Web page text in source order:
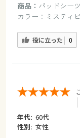
商品： パッドシー
カラー：ミスティピ
役に立った 0
年代: 60代
性別: 女性